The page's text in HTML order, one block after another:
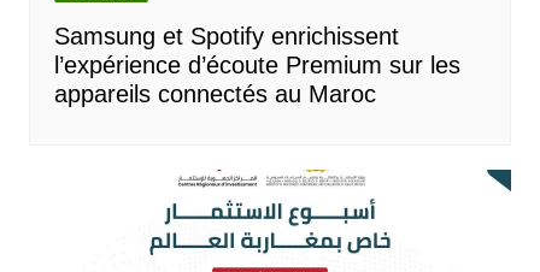
Samsung et Spotify enrichissent
l’expérience d’écoute Premium sur les
appareils connectés au Maroc